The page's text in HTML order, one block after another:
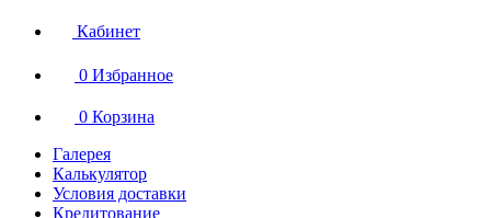
Кабинет
0 Избранное
0 Корзина
Галерея
Калькулятор
Условия доставки
Кредитование